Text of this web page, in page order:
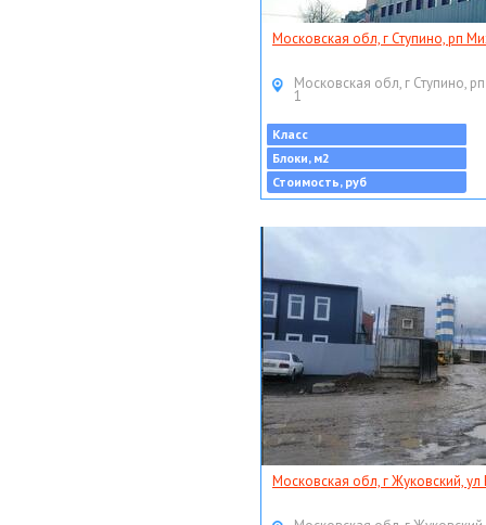
Московская обл, г Ступино, рп
Московская обл, г Ступино,
1
Класс
Блоки, м2
Стоимость, руб
Московская обл, г Жуковский,